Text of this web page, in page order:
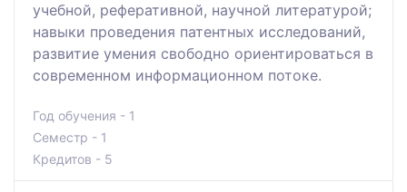
учебной, реферативной, научной литературой;
навыки проведения патентных исследований,
развитие умения свободно ориентироваться в
современном информационном потоке.
Год обучения - 1
Семестр - 1
Кредитов - 5